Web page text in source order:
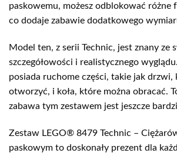
paskowemu, możesz odblokować różne
co dodaje zabawie dodatkowego
Model ten, z serii Technic, jest znany ze
szczegółowości i realistycznego
posiada ruchome części, takie jak drzwi,
otworzyć, i koła, które można obracać.
zabawa tym zestawem jest jeszcze
Zestaw LEGO® 8479 Technic –
paskowym to doskonały prezent dla